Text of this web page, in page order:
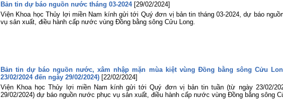
Bản tin dự báo nguồn nước tháng 03-2024 [29/02/2024]
Viện Khoa học Thủy lợi miền Nam kính gửi tới Quý đơn vị bản tin tháng 03-2024, dự báo
vụ sản xuất, điều hành cấp nước vùng Đồng bằng sông Cửu Long.
Bản tin dự báo nguồn nước, xâm nhập mặn mùa kiệt vùng Đồng bằng sông Cửu
23/02/2024 đến ngày 29/02/2024) [22/02/2024]
Viện Khoa học Thủy lợi miền Nam kính gửi tới Quý đơn vị bản tin tuần (từ ngày 23/02/
29/02/2024) dự báo nguồn nước phục vụ sản xuất, điều hành cấp nước vùng Đồng bằng sông